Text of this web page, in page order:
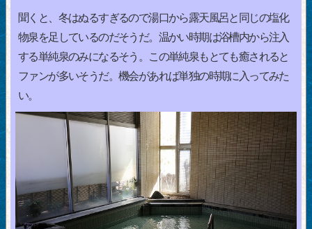
聞くと、冬はぬるすぎるので湯口から露天風呂と同じの塩化
物泉を足しているのだそうだ。温かい時期は浴槽内から注入
する単純泉のみになるそう。この単純泉もとても癒されると
ファンが多いそうだ。機会があれば単独の時期に入ってみた
い。